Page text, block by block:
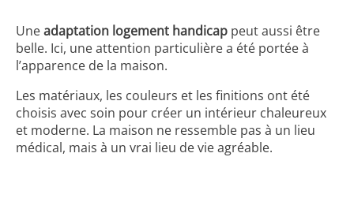
Uneadaptation logement handicap peut aussi être
belle. Ici, une attention particulière a été portée à
l’apparence de la maison.
Les matériaux, les couleurs et les finitions ont été
choisis avec soin pour créer un intérieur chaleureux
et moderne. La maison ne ressemble pas à un lieu
médical, mais à un vrai lieu de vie agréable.